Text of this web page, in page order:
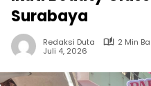
Surabaya
Redaksi Duta
2 Min
Juli 4, 2026